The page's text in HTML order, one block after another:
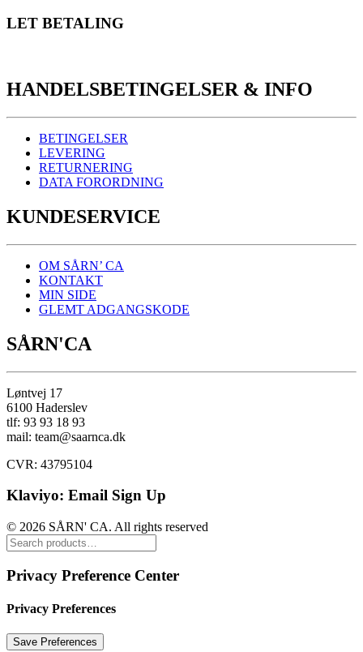
LET BETALING
HANDELSBETINGELSER & INFO
BETINGELSER
LEVERING
RETURNERING
DATA FORORDNING
KUNDESERVICE
OM SÅRN’ CA
KONTAKT
MIN SIDE
GLEMT ADGANGSKODE
SÅRN'CA
Løntvej 17
6100 Haderslev
tlf: 93 93 18 93
mail: team@saarnca.dk
CVR: 43795104
Klaviyo: Email Sign Up
© 2026 SÅRN' CA. All rights reserved
Privacy Preference Center
Privacy Preferences